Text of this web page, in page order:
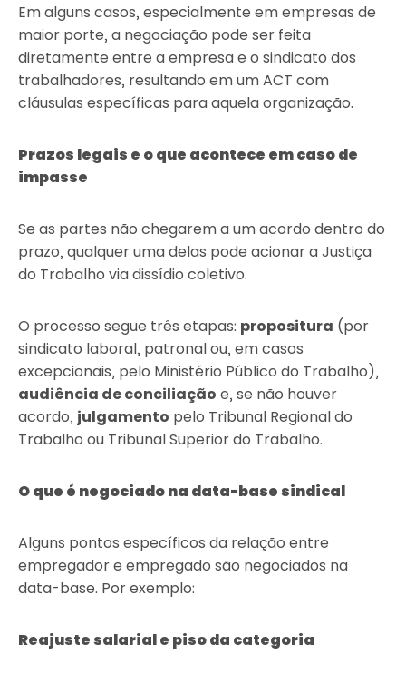
Em alguns casos, especialmente em empresas de
maior porte, a negociação pode ser feita
diretamente entre a empresa e o sindicato dos
trabalhadores, resultando em um ACT com
cláusulas específicas para aquela organização.
Prazos legais e o que acontece em caso de
impasse
Se as partes não chegarem a um acordo dentro do
prazo, qualquer uma delas pode acionar a Justiça
do Trabalho via dissídio coletivo.
O processo segue três etapas: propositura (por
sindicato laboral, patronal ou, em casos
excepcionais, pelo Ministério Público do Trabalho),
audiência de conciliação e, se não houver
acordo, julgamento pelo Tribunal Regional do
Trabalho ou Tribunal Superior do Trabalho.
O que é negociado na data-base sindical
Alguns pontos específicos da relação entre
empregador e empregado são negociados na
data-base. Por exemplo:
Reajuste salarial e piso da categoria